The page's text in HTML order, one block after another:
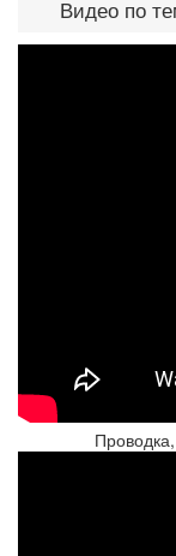
Видео по